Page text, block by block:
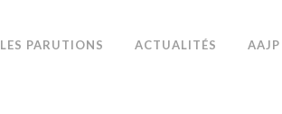
LES PARUTIONS ACTUALITÉS AAJP